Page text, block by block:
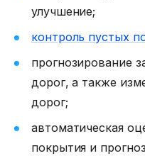
улучшение;
контроль пустых
прогнозирование
дорог, а также
дорог;
автоматическая
покрытия и